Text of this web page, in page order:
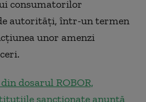
consumatorilor
autorități, într-un termen
unor amenzi
dosarul ROBOR,
sancționate anunță